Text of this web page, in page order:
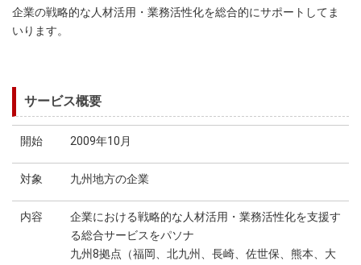
企業の戦略的な人材活用・業務活性化を総合的にサポートしてま
いります。
サービス概要
開始 2009年10月
対象 九州地方の企業
内容
企業における戦略的な人材活用・業務活性化を支援す
る総合サービスをパソナ
九州8拠点（福岡、北九州、長崎、佐世保、熊本、大